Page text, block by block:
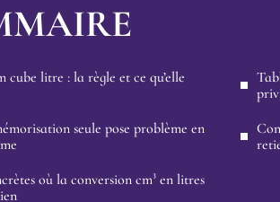
cube litre : la règle et ce qu’elle
seule pose problème en
où la conversion cm³ en litres